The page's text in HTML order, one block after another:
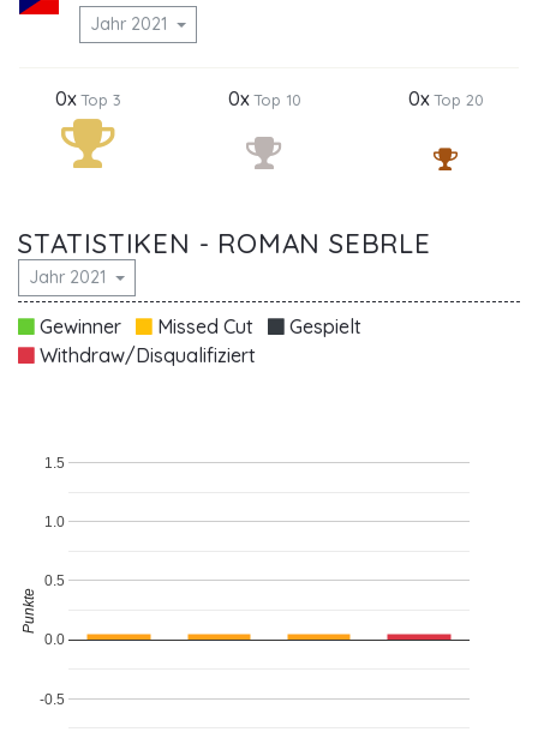
Jahr 2021
0xTop 3 0xTop 10 0xTop 20
STATISTIKEN - ROMAN SEBRLE
Jahr 2021
Gewinner Missed Cut
Gespielt
Withdraw/Disqualifiziert
-0.5
0.0
0.5
1.0
1.5
Punkte